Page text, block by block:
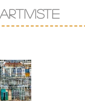
Artiviste